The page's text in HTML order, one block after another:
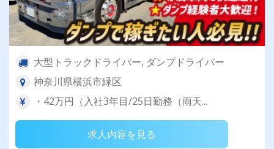
大型トラックドライバー, ダンプドライバー
神奈川県横浜市緑区
・42万円（入社3年目/25日勤務（雨天...
求人内容を見る